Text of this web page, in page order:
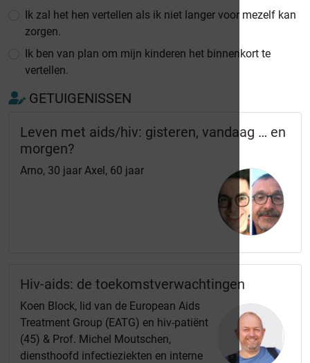
Ik zal het hen vertellen als ik niet langer voor mezelf kan
zorgen.
Ik ben van plan om mijn kinderen het binnenkort te
vertellen.
GETUIGENISSEN
Leven met aids/hiv: gisteren, vandaag … en
morgen?
Arno, 30 jaar Axel, 60 jaar
Hiv-aids: de toekomstverwachtingen
Koen Block, lid van de European Aids
Treatment Group (EATG) en hiv-patiënt
(45) & Prof. Michel Moutschen,
diensthoofd infectieziekten en interne